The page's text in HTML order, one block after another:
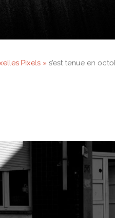
Pixels » s’est tenue en